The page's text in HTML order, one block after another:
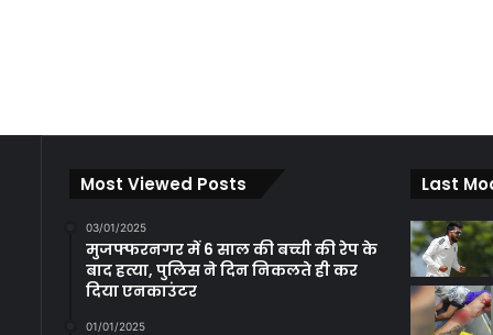
Most Viewed Posts
03/01/2025
मुजफ्फरनगर में 6 साल की बच्ची की रेप के
बाद हत्या, पुलिस ने दिन निकलते ही कर
दिया एनकाउंटर
01/01/2025
Last